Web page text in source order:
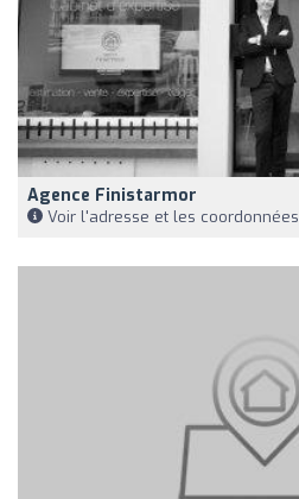
Agence Finistarmor
Voir l'adresse et les coordonnées